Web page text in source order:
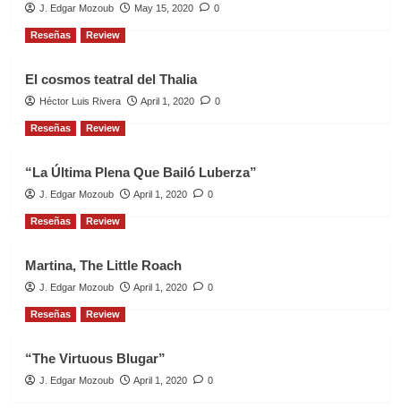
J. Edgar Mozoub May 15, 2020 0
Reseñas Review
El cosmos teatral del Thalia
Héctor Luis Rivera April 1, 2020 0
Reseñas Review
“La Última Plena Que Bailó Luberza”
J. Edgar Mozoub April 1, 2020 0
Reseñas Review
Martina, The Little Roach
J. Edgar Mozoub April 1, 2020 0
Reseñas Review
“The Virtuous Blugar”
J. Edgar Mozoub April 1, 2020 0